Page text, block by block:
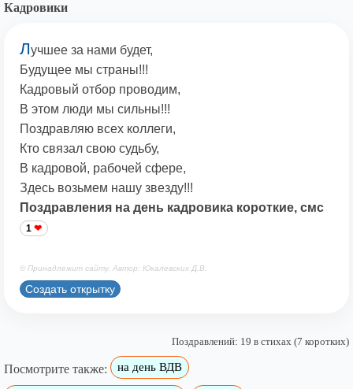
Кадровики
Лучшее за нами будет,
Будущее мы страны!!!
Кадровый отбор проводим,
В этом люди мы сильны!!!
Поздравляю всех коллеги,
Кто связал свою судьбу,
В кадровой, рабочей сфере,
Здесь возьмем нашу звезду!!!
Поздравления на день кадровика короткие, смс
1
© Принадлежит сайту. Автор: Юкалевских Д.В.
Создать открытку
Поздравлений: 19 в стихах (7 коротких)
Посмотрите также: на день ВДВ